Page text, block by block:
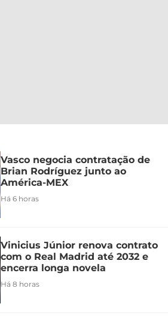
Vasco negocia contratação de
Brian Rodríguez junto ao
América-MEX
Há 6 horas
Vinicius Júnior renova contrato
com o Real Madrid até 2032 e
encerra longa novela
Há 8 horas